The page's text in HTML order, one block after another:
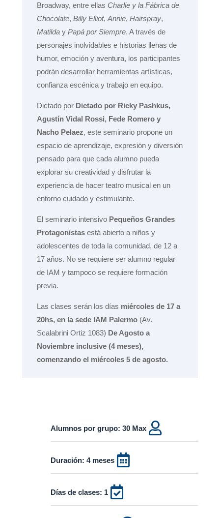
Broadway, entre ellas Charlie y la Fábrica de
Chocolate, Billy Elliot,Annie, Hairspray,
Matilday Papá por Siempre. A través de
personajes inolvidables e historias llenas de
humor, emoción y aventura, los participantes
podrán desarrollar herramientas artísticas,
confianza escénica y trabajo en equipo.
Dictado por Dictado por Ricky Pashkus,
Agustín Vidal Rossi, Fede Romero y
Nacho Pelaez, este seminario propone un
espacio de aprendizaje, expresión y diversión
pensado para que cada alumno pueda
explorar su creatividad y disfrutar la
experiencia de hacer teatro musical en un
entorno cuidado y estimulante.
El seminario intensivo Pequeños Grandes
Protagonistasestá abierto a niños y
adolescentes de toda la comunidad, de 12 a
17 años. No se requiere ser alumno regular
de IAM y tampoco se requiere formación
previa.
Las clases serán los días miércoles de 17 a
20hs, en la sede IAM Palermo(Av.
Scalabrini Ortiz 1083) De Agosto a
Noviembre inclusive (4 meses),
comenzando el miércoles 5 de agosto.

Alumnos por grupo: 30 Max

Duración: 4 meses

Días de clases: 1